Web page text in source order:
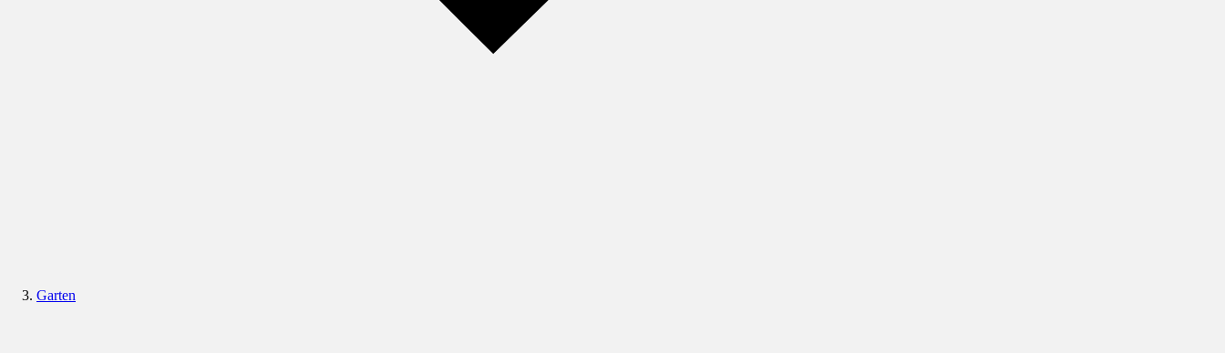
Garten